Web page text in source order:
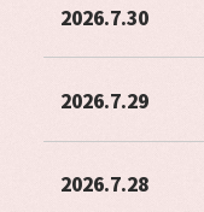
2026.7.30
2026.7.29
2026.7.28